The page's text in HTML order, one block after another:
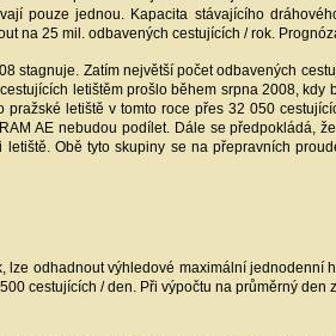
pouze jednou. Kapacita stávajícího
na 25 mil. odbavených cestujících / rok.
stagnuje. Zatím největší počet odbavených
letištěm prošlo během srpna 2008,
letiště v tomto roce přes 32 050
AE nebudou podílet. Dále se předpokládá,
Obě tyto skupiny se na přepravních
lze odhadnout výhledové maximální
cestujících / den. Při výpočtu na průměrný